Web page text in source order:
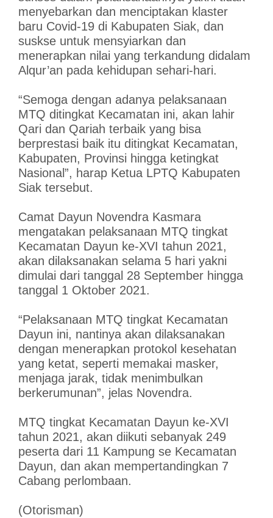
menyebarkan dan menciptakan klaster
baru Covid-19 di Kabupaten Siak, dan
suskse untuk mensyiarkan dan
menerapkan nilai yang terkandung didalam
Alqur’an pada kehidupan sehari-hari.
“Semoga dengan adanya pelaksanaan
MTQ ditingkat Kecamatan ini, akan lahir
Qari dan Qariah terbaik yang bisa
berprestasi baik itu ditingkat Kecamatan,
Kabupaten, Provinsi hingga ketingkat
Nasional”, harap Ketua LPTQ Kabupaten
Siak tersebut.
Camat Dayun Novendra Kasmara
mengatakan pelaksanaan MTQ tingkat
Kecamatan Dayun ke-XVI tahun 2021,
akan dilaksanakan selama 5 hari yakni
dimulai dari tanggal 28 September hingga
tanggal 1 Oktober 2021.
“Pelaksanaan MTQ tingkat Kecamatan
Dayun ini, nantinya akan dilaksanakan
dengan menerapkan protokol kesehatan
yang ketat, seperti memakai masker,
menjaga jarak, tidak menimbulkan
berkerumunan”, jelas Novendra.
MTQ tingkat Kecamatan Dayun ke-XVI
tahun 2021, akan diikuti sebanyak 249
peserta dari 11 Kampung se Kecamatan
Dayun, dan akan mempertandingkan 7
Cabang perlombaan.
(Otorisman)